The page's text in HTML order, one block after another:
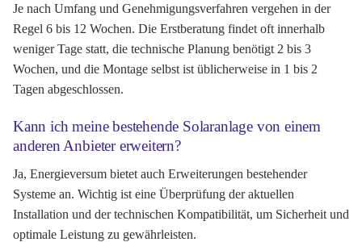
Je nach Umfang und Genehmigungsverfahren vergehen in der
Regel 6 bis 12 Wochen. Die Erstberatung findet oft innerhalb
weniger Tage statt, die technische Planung benötigt 2 bis 3
Wochen, und die Montage selbst ist üblicherweise in 1 bis 2
Tagen abgeschlossen.
Kann ich meine bestehende Solaranlage von einem
anderen Anbieter erweitern?
Ja, Energieversum bietet auch Erweiterungen bestehender
Systeme an. Wichtig ist eine Überprüfung der aktuellen
Installation und der technischen Kompatibilität, um Sicherheit und
optimale Leistung zu gewährleisten.